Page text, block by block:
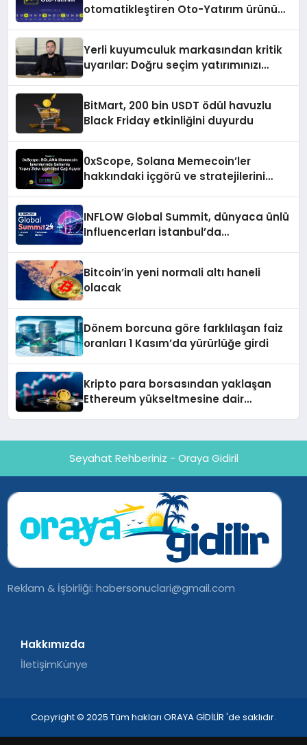
otomatikleştiren Oto-Yatırım ürününü
Yerli kuyumculuk markasından kritik
uyarılar: Doğru seçim yatırımınızı
BitMart, 200 bin USDT ödül havuzlu
Black Friday etkinliğini duyurdu
0xScope, Solana Memecoin’ler
hakkındaki içgörü ve stratejilerini
INFLOW Global Summit, dünyaca ünlü
Influencerları İstanbul’da
Bitcoin’in yeni normali altı haneli
olacak
Dönem borcuna göre farklılaşan faiz
oranları 1 Kasım’da yürürlüğe girdi
Kripto para borsasından yaklaşan
Ethereum yükseltmesine dair
Seyahat Rehberiniz - Oraya Gidiril
Reklam & İşbirliği:habersonuclari@gmail.com
Hakkımızda
İletişimKünye
Copyright © 2025 Tüm hakları ORAYA GİDİLİR 'de saklıdır.